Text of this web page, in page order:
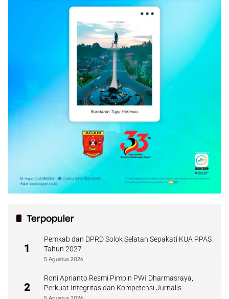
Terpopuler
1
Pemkab dan DPRD Solok Selatan Sepakati KUA PPAS
Tahun 2027
5 Agustus 2026
2
Roni Aprianto Resmi Pimpin PWI Dharmasraya,
Perkuat Integritas dan Kompetensi Jurnalis